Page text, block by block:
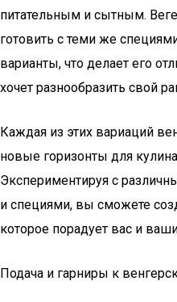
питательным и сытным.
готовить с теми же
варианты, что делает его
хочет разнообразить свой
Каждая из этих вариаций
новые горизонты для
Экспериментируя с
и специями, вы сможете
которое порадует вас и
Подача и гарниры к